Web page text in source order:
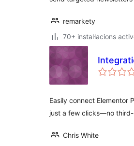
remarkety
70+ instal·lacions
Easily connect Elementor
just a few clicks—no
Chris White